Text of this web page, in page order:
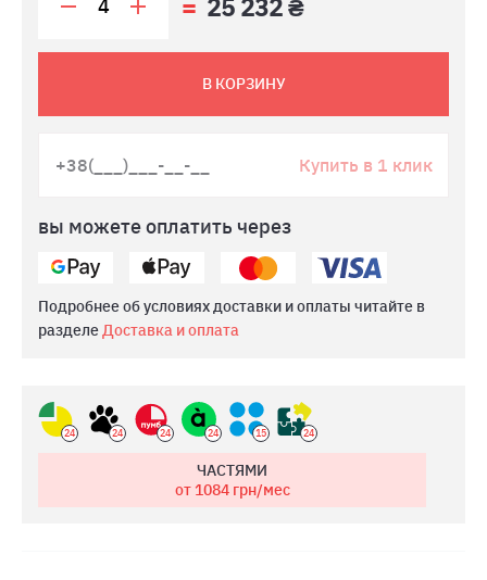
25 232 ₴
В КОРЗИНУ
Купить в 1 клик
вы можете оплатить через
Подробнее об условиях доставки и оплаты читайте в
разделеДоставка и оплата
24 24 24 24 15 24
ЧАСТЯМИ
от 1084грн/мес